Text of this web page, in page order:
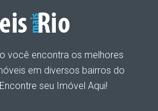
você encontra os melhores
em diversos bairros do
seu Imóvel Aqui!